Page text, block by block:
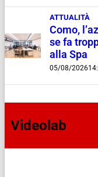
ATTUALITÀ
Como,
se fa
alla Spa
05/08/2026
Videolab